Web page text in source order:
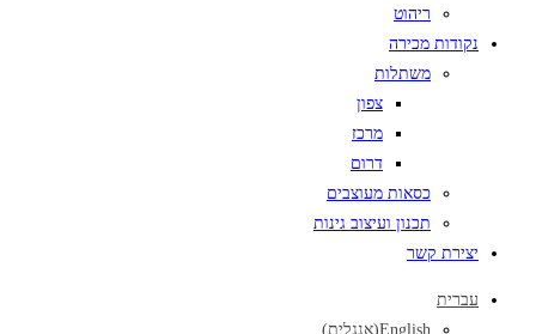
ריהוט
נקודות מכירה
משתלות
צפון
מרכז
דרום
כסאות מעוצבים
תכנון ועיצוב גינות
יצירת קשר
עברית
English
(אנגלית)